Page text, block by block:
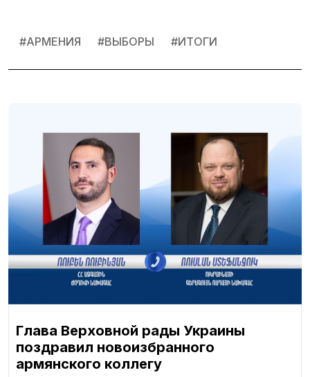
#АРМЕНИЯ #ВЫБОРЫ #ИТОГИ
Глава Верховной рады Украины
поздравил новоизбранного
армянского коллегу